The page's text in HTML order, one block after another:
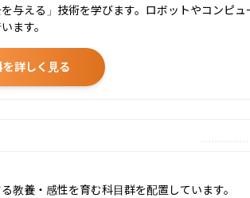
与える」技術を学びます。ロボットやコンピ
ます。
を詳しく見る
教養・感性を育む科目群を配置しています。